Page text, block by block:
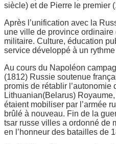
siècle) et de Pierre le premier
Après l’unification avec la
une ville de province ordinaire
militaire. Culture, éducation
service développé à un
Au cours du Napoléon
(1812) Russie soutenue
promis de rétablir l’autonomie
Lithuanian(Belarus)
étaient mobiliser par l’armée
brûlé à nouveau. Fin de la
tsar russe villes a ordonné de
en l’honneur des batailles de